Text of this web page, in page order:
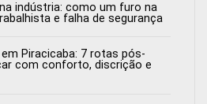
indústria: como um furo na
e falha de segurança
Piracicaba: 7 rotas pós-
com conforto, discrição e